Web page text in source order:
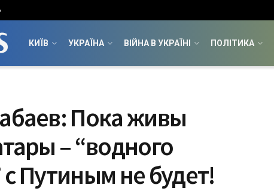
КИЇВ УКРАЇНА ВІЙНА В УКРАЇНІ ПОЛІТИКА
Пока живы
– “водного
Путиным не будет!